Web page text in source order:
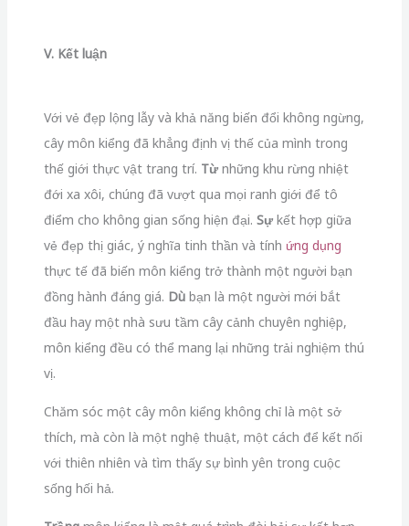
V. Kết luận
Với vẻ đẹp lộng lẫy và khả năng biến đổi không ngừng,
cây môn kiểng đã khẳng định vị thế của mình trong
thế giới thực vật trang trí. Từnhững khu rừng nhiệt
đới xa xôi, chúng đã vượt qua mọi ranh giới để tô
điểm cho không gian sống hiện đại. Sựkết hợp giữa
vẻ đẹp thị giác, ý nghĩa tinh thần và tính ứng dụng
thực tế đã biến môn kiểng trở thành một người bạn
đồng hành đáng giá. Dùbạn là một người mới bắt
đầu hay một nhà sưu tầm cây cảnh chuyên nghiệp,
môn kiểng đều có thể mang lại những trải nghiệm thú
vị.
Chăm sóc một cây môn kiểng không chỉ là một sở
thích, mà còn là một nghệ thuật, một cách để kết nối
với thiên nhiên và tìm thấy sự bình yên trong cuộc
sống hối hả.